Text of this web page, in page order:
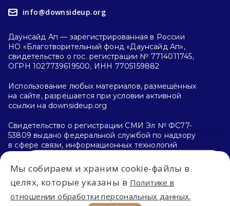
Впервые на сайте?
С чего начать?
info@downsideup.org
Даунсайд Ап — зарегистрированная в России
НО «Благотворительный фонд «Даунсайд Ап»,
свидетельство о гос. регистрации № 7714011745,
ОГРН 1027739619500, ИНН 7705159882
Использование любых материалов, размещённых
на сайте, разрешается при условии активной
ссылки на downsideup.org
Свидетельство о регистрации СМИ Эл № ФС77-
53809 выдано федеральной службой по надзору
в сфере связи, информационных технологий
и массовых коммуникаций (Роскомнадзор)
26.04.2013 г.
Политика конфиденциальности
Мы собираем и храним cookie-файлы в
целях, которые указаны в Политике в
отношении обработки персональных данных.